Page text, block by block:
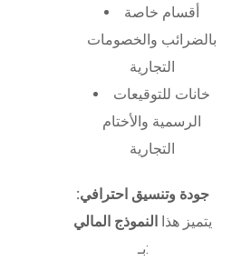
أقسام خاصة
بالضرائب والخصومات
التجارية
خانات للتوقيعات
الرسمية والأختام
التجارية
جودة وتنسيق احترافي:
يتميز هذا
النموذج المالي
بـ: